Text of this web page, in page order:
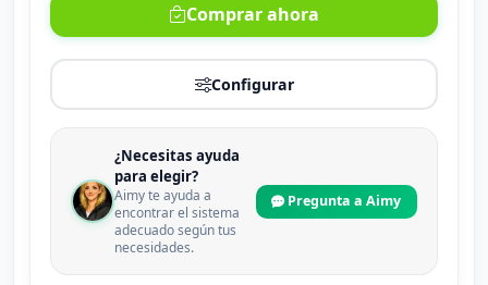
Comprar ahora
Configurar
¿Necesitas ayuda
para elegir?
Aimy te ayuda a
encontrar el sistema
adecuado según tus
necesidades.
Pregunta a Aimy